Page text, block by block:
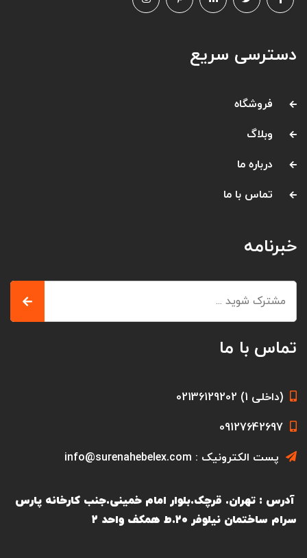
دسترسی سریع
فروشگاه
وبلاگ
درباره ما
تماس با ما
خبرنامه
تماس با ما
(داخلی 1) 02136129202
09127642697
پست الکترونیک : info@surenahebelex.com
آدرس : تهران. قرچک.بلوار امام خمینی.جنب کارخانه پارس
سرام ساختمان نیلوفر ۲۰.ط همکف واحد ۲